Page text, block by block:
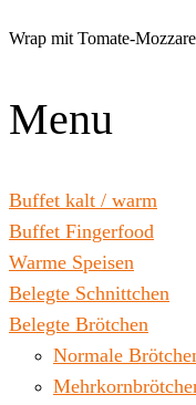
Inhalt
Wrap mit Tomate-
Menu
Buffet kalt / warm
Buffet Fingerfood
Warme Speisen
Belegte Schnittchen
Belegte Brötchen
Normale